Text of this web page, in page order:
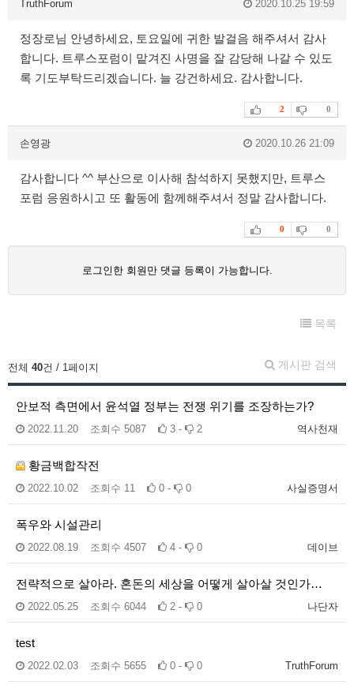
TruthForum 2020.10.25 19:59
정장로님 안녕하세요, 토요일에 귀한 발걸음 해주셔서 감사
합니다. 트루스포럼이 맡겨진 사명을 잘 감당해 나갈 수 있도
록 기도부탁드리겠습니다. 늘 강건하세요. 감사합니다.
2 0
손영광 2020.10.26 21:09
감사합니다 ^^ 부산으로 이사해 참석하지 못했지만, 트루스
포럼 응원하시고 또 활동에 함께해주셔서 정말 감사합니다.
0 0
로그인한 회원만 댓글 등록이 가능합니다.
목록
게시판 검색
전체 40건 / 1페이지
안보적 측면에서 윤석열 정부는 전쟁 위기를 조장하는가?
역사천재
2022.11.20 조회수 5087 3 - 2
황금백합작전
사실증명서
2022.10.02 조회수 11 0 - 0
폭우와 시설관리
데이브
2022.08.19 조회수 4507 4 - 0
전략적으로 살아라. 혼돈의 세상을 어떻게 살아살 것인가…
나단자
2022.05.25 조회수 6044 2 - 0
test
TruthForum
2022.02.03 조회수 5655 0 - 0